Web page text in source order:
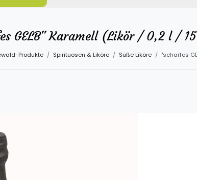
GELB" Karamell (Likör / 0,2 l /
Produkte Spirituosen & Liköre Süße Liköre "scharfes